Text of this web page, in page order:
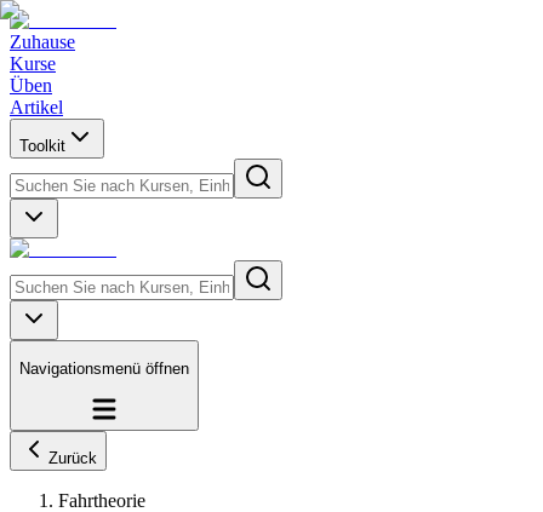
Zuhause
Kurse
Üben
Artikel
Toolkit
Navigationsmenü öffnen
Zurück
Fahrtheorie